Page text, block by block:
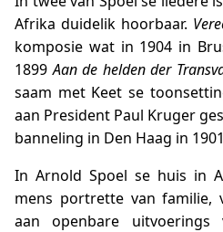
Afrika duidelik hoorbaar.
komposie wat in 1904 in
1899Aan de helden der
saam met Keet se
aan President Paul Kruger
banneling in Den Haag in
In Arnold Spoel se huis in
mens portrette van familie,
aan openbare